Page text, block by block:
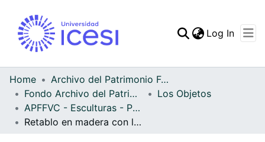
Statistics
Log In
Home
Archivo del Patrimonio Fotográfico y Fílmico del Valle del Cauca
Fondo Archivo del Patrimonio Fotográfico y Fílmico del Valle del Cauca
Los Objetos
APFFVC - Esculturas - Patrimonial
Retablo en madera con la imagen de San Antonio y el Niño